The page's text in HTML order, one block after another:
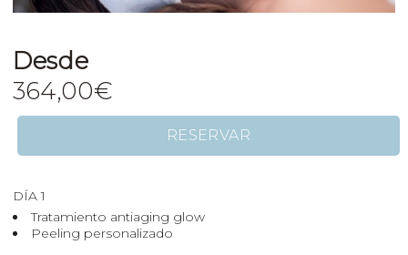
Desde
364,00€
RESERVAR
DÍA 1
Tratamiento antiaging glow
Peeling personalizado